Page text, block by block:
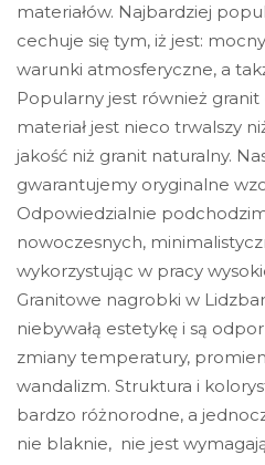
materiałów. Najbardziej
cechuje się tym, iż jest:
warunki atmosferyczne, a
Popularny jest również
materiał jest nieco trwalszy
jakość niż granit naturalny.
gwarantujemy oryginalne
Odpowiedzialnie
nowoczesnych,
wykorzystując w pracy
Granitowe nagrobki w
niebywałą estetykę i są
zmiany temperatury,
wandalizm. Struktura i
bardzo różnorodne, a
nie blaknie, nie jest